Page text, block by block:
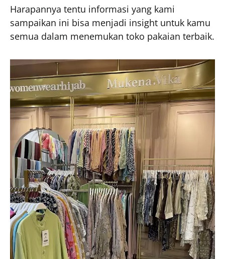
Harapannya tentu informasi yang kami
sampaikan ini bisa menjadi insight untuk kamu
semua dalam menemukan toko pakaian terbaik.